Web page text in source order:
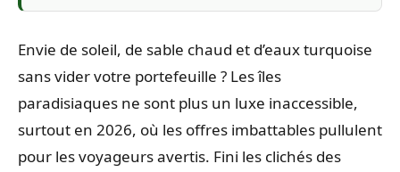
Envie de soleil, de sable chaud et d’eaux turquoise
sans vider votre portefeuille ? Les îles
paradisiaques ne sont plus un luxe inaccessible,
surtout en 2026, où les offres imbattables pullulent
pour les voyageurs avertis. Fini les clichés des